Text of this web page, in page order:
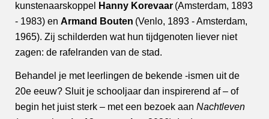
kunstenaarskoppel
Hanny Korevaar (Amsterdam, 1893
- 1983) en Armand Bouten (Venlo, 1893 - Amsterdam,
1965). Zij schilderden wat hun tijdgenoten liever niet
zagen: de rafelranden van de stad.
Behandel je met leerlingen de bekende -ismen uit de
20e eeuw? Sluit je schooljaar dan inspirerend af – of
begin het juist sterk – met een bezoek aan Nachtleven